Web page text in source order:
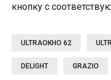
кнопку с
ULTRAОКНО 62
DELIGHT GRAZIO